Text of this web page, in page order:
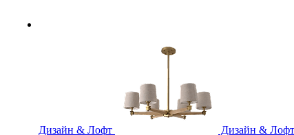
Дизайн & Лофт
Дизайн & Лофт